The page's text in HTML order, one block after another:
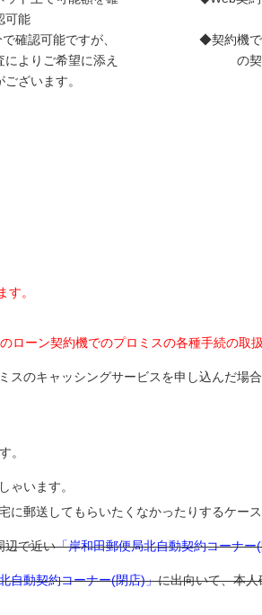
可能
確認可能ですが、
よりご希望に添え
ざいます。
◆契約機で
の
。
ーン契約機でのプロミスの各種手続の取
のキャッシングサービスを申し込んだ場
。
ゃいます。
郵送してもらいたくなかったりするケース
辺で近い「岸和田郵便局北自動契約コーナー
自動契約コーナー(閉店)」に出向いて、本